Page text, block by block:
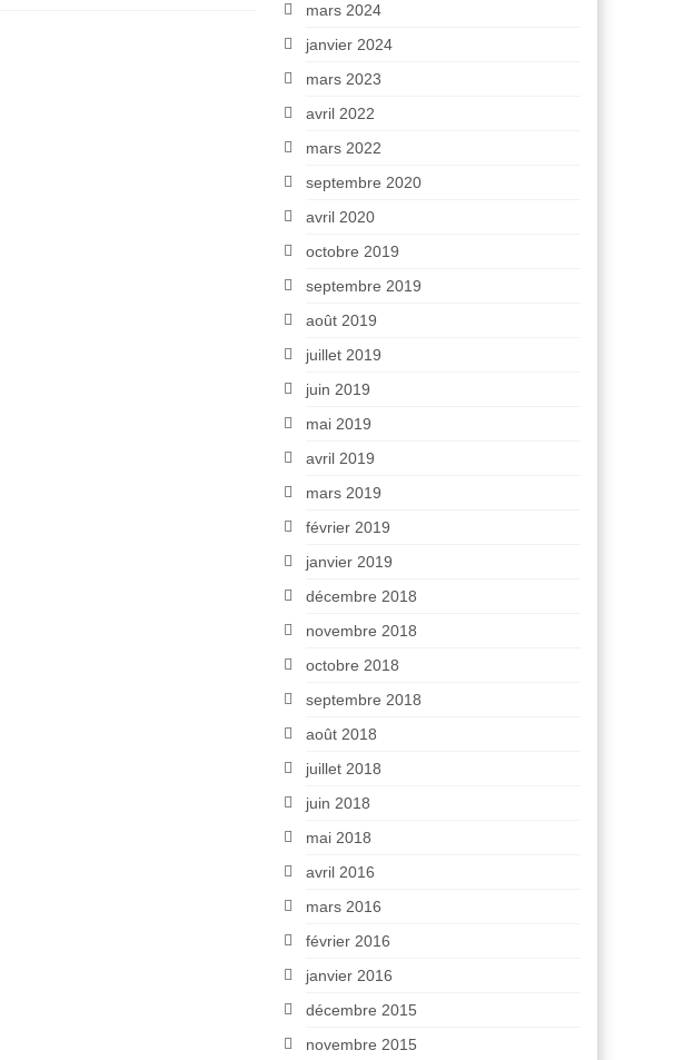
mars 2024
janvier 2024
mars 2023
avril 2022
mars 2022
septembre 2020
avril 2020
octobre 2019
septembre 2019
août 2019
juillet 2019
juin 2019
mai 2019
avril 2019
mars 2019
février 2019
janvier 2019
décembre 2018
novembre 2018
octobre 2018
septembre 2018
août 2018
juillet 2018
juin 2018
mai 2018
avril 2016
mars 2016
février 2016
janvier 2016
décembre 2015
novembre 2015